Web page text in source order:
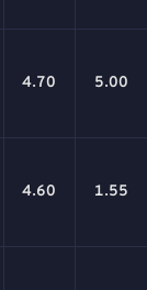
4.70 5.00
4.60 1.55